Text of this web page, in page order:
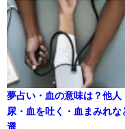
夢占い・血の意味は？他人
尿・血を吐く・血まみれな
選